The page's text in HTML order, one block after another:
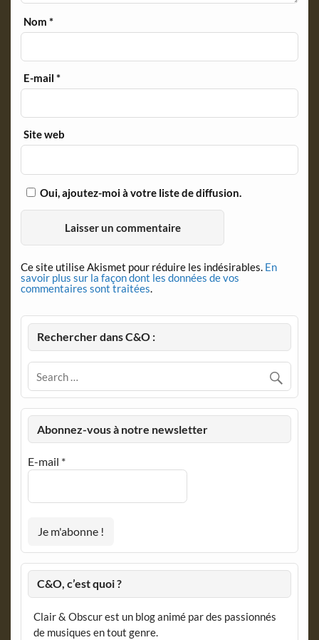
Nom*
E-mail*
Site web
Oui, ajoutez-moi à votre liste de diffusion.
Ce site utilise Akismet pour réduire les indésirables. En
savoir plus sur la façon dont les données de vos
commentaires sont traitées.
Rechercher dans C&O :
Abonnez-vous à notre newsletter
E-mail *
C&O, c’est quoi ?
Clair & Obscur est un blog animé par des passionnés
de musiques en tout genre.